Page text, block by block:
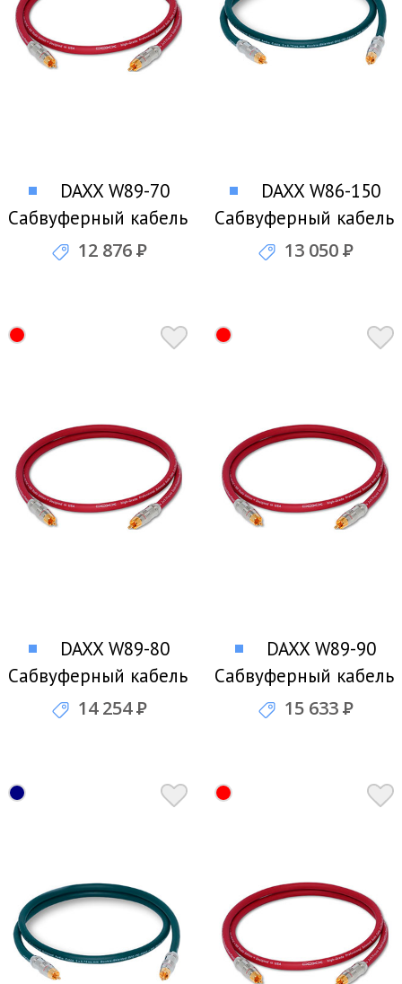
DAXX W89-70
Сабвуферный кабель
12 876Р
DAXX W86-150
Сабвуферный кабель
13 050Р
DAXX W89-80
Сабвуферный кабель
14 254Р
DAXX W89-90
Сабвуферный кабель
15 633Р